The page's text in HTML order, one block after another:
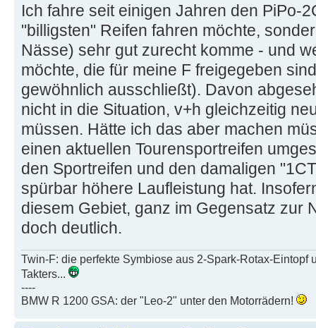
Ich fahre seit einigen Jahren den PiPo-
"billigsten" Reifen fahren möchte,
Nässe) sehr gut zurecht komme - und
möchte, die für meine F freigegeben
gewöhnlich ausschließt). Davon
nicht in die Situation, v+h gleichzeitig
müssen. Hätte ich das aber machen
einen aktuellen Tourensportreifen
den Sportreifen und den damaligen
spürbar höhere Laufleistung hat.
diesem Gebiet, ganz im Gegensatz zur
doch deutlich.
Twin-F: die perfekte Symbiose aus 2-Spark-Rotax-Eintopf
Takters...
----
BMW R 1200 GSA: der "Leo-2" unter den Motorrädern!